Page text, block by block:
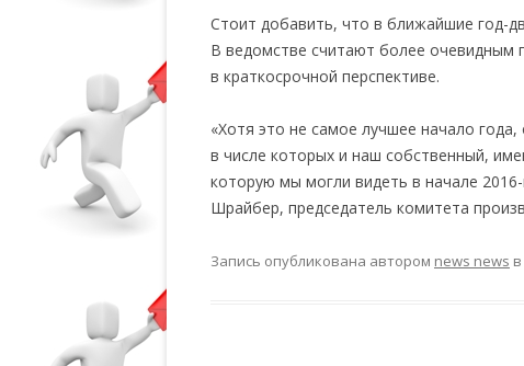
Стоит добавить, что в ближайшие год-
В ведомстве считают более очевидным
в краткосрочной перспективе.
«Хотя это не самое лучшее начало
в числе которых и наш собственный,
которую мы могли видеть в начале
Шрайбер, председатель комитета
Запись опубликована автором news news